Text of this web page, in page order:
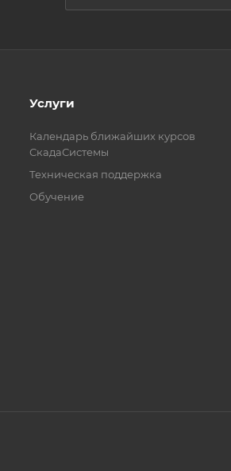
Услуги
Календарь ближайших курсов
СкадаСистемы
Техническая поддержка
Обучение